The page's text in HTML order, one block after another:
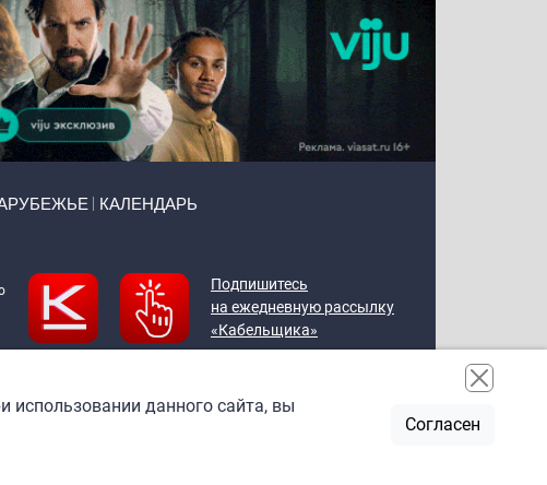
КАЛЕНДАРЬ
Подпишитесь
на ежедневную рассылку
«Кабельщика»
использовании данного сайта, вы
Согласен